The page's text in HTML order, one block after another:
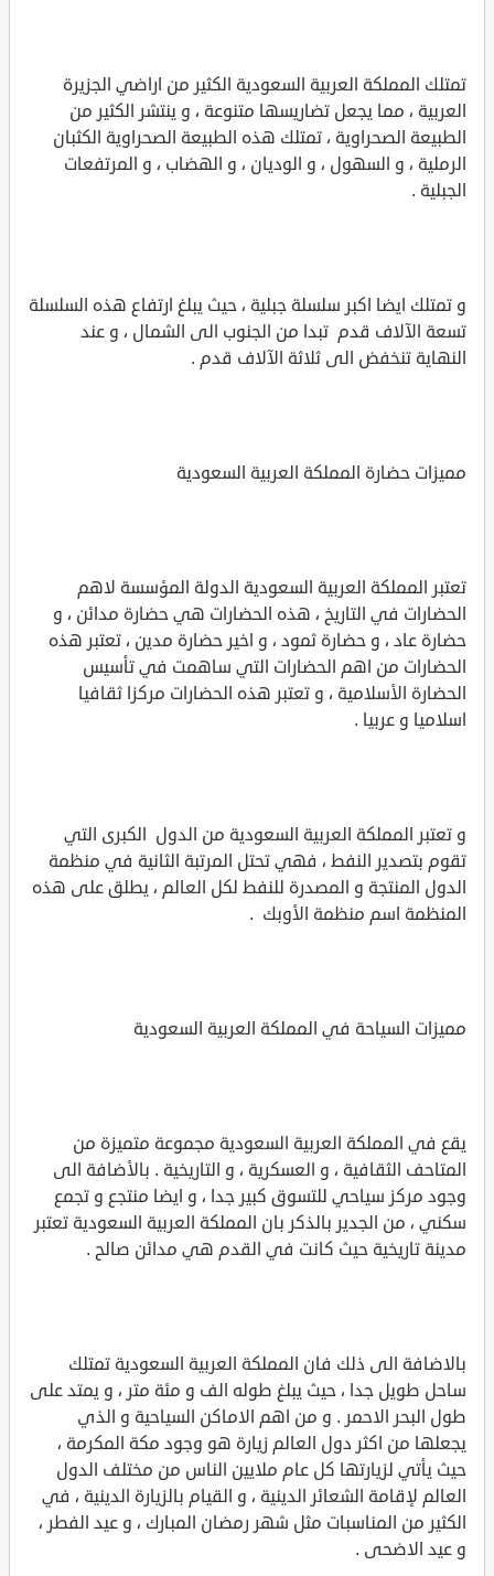
تمتلك المملكة العربية السعودية الكثير من اراضي الجزيرة
العربية ، مما يجعل تضاريسها متنوعة ، و ينتشر الكثير من
الطبيعة الصحراوية ، تمتلك هذه الطبيعة الصحراوية الكثبان
الرملية ، و السهول ، و الوديان ، و الهضاب ، و المرتفعات
الجبلية .
و تمتلك ايضا اكبر سلسلة جبلية ، حيث يبلغ ارتفاع هذه السلسلة
تسعة الآلاف قدم تبدا من الجنوب الى الشمال ، و عند
النهاية تنخفض الى ثلاثة الآلاف قدم .
مميزات حضارة المملكة العربية السعودية
تعتبر المملكة العربية السعودية الدولة المؤسسة لاهم
الحضارات في التاريخ ، هذه الحضارات هي حضارة مدائن ، و
حضارة عاد ، و حضارة ثمود ، و اخير حضارة مدين ، تعتبر هذه
الحضارات من اهم الحضارات التي ساهمت في تأسيس
الحضارة الأسلامية ، و تعتبر هذه الحضارات مركزا ثقافيا
اسلاميا و عربيا .
و تعتبر المملكة العربية السعودية من الدول الكبرى التي
تقوم بتصدير النفط ، فهي تحتل المرتبة الثانية في منظمة
الدول المنتجة و المصدرة للنفط لكل العالم ، يطلق على هذه
المنظمة اسم منظمة الأوبك .
مميزات السياحة في المملكة العربية السعودية
يقع في المملكة العربية السعودية مجموعة متميزة من
المتاحف الثقافية ، و العسكرية ، و التاريخية . بالأضافة الى
وجود مركز سياحي للتسوق كبير جدا ، و ايضا منتجع و تجمع
سكني ، من الجدير بالذكر بان المملكة العربية السعودية تعتبر
مدينة تاريخية حيث كانت في القدم هي مدائن صالح .
بالاضافة الى ذلك فان المملكة العربية السعودية تمتلك
ساحل طويل جدا ، حيث يبلغ طوله الف و مئة متر ، و يمتد على
طول البحر الاحمر . و من اهم الاماكن السياحية و الذي
يجعلها من اكثر دول العالم زيارة هو وجود مكة المكرمة ،
حيث يأتي لزيارتها كل عام ملايين الناس من مختلف الدول
العالم لإقامة الشعائر الدينية ، و القيام بالزيارة الدينية ، في
الكثير من المناسبات مثل شهر رمضان المبارك ، و عيد الفطر ،
و عيد الاضحى .